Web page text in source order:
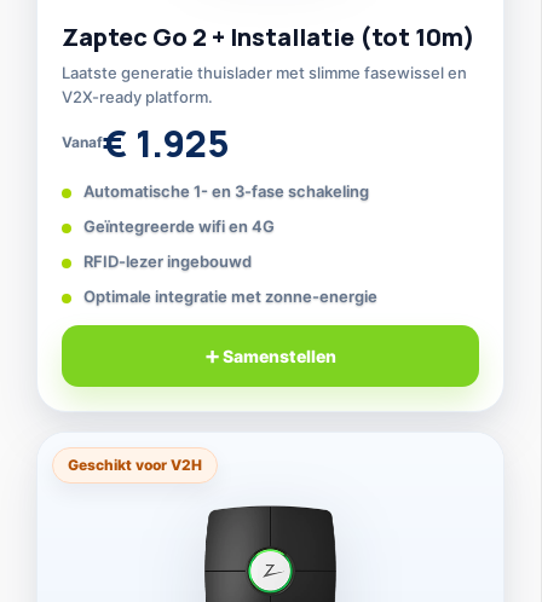
Zaptec Go 2 + Installatie (tot 10m)
Laatste generatie thuislader met slimme fasewissel en
V2X-ready platform.
Vanaf€ 1.925
Automatische 1- en 3-fase schakeling
Geïntegreerde wifi en 4G
RFID-lezer ingebouwd
Optimale integratie met zonne-energie
➕ Samenstellen
Geschikt voor V2H